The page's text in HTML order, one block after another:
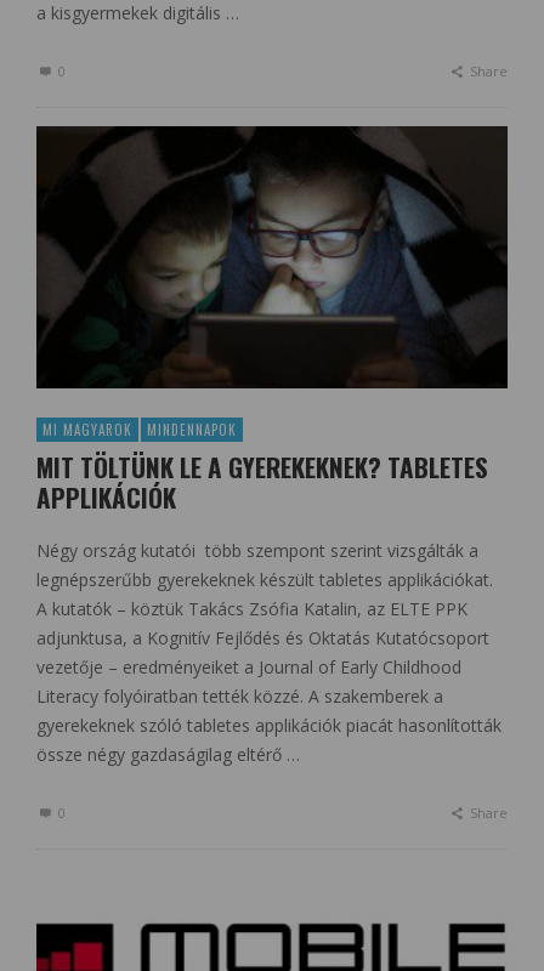
a kisgyermekek digitális …
0 Share
MI MAGYAROK MINDENNAPOK
MIT TÖLTÜNK LE A GYEREKEKNEK? TABLETES
APPLIKÁCIÓK
Négy ország kutatói több szempont szerint vizsgálták a
legnépszerűbb gyerekeknek készült tabletes applikációkat.
A kutatók – köztük Takács Zsófia Katalin, az ELTE PPK
adjunktusa, a Kognitív Fejlődés és Oktatás Kutatócsoport
vezetője – eredményeiket a Journal of Early Childhood
Literacy folyóiratban tették közzé. A szakemberek a
gyerekeknek szóló tabletes applikációk piacát hasonlították
össze négy gazdaságilag eltérő …
0 Share